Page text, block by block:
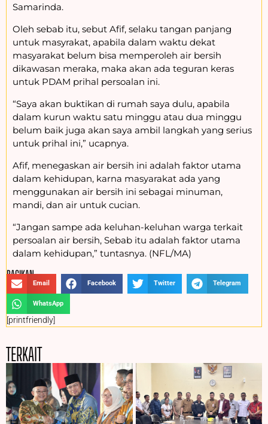
Samarinda.
Oleh sebab itu, sebut Afif, selaku tangan panjang
untuk masyrakat, apabila dalam waktu dekat
masyarakat belum bisa memperoleh air bersih
dikawasan meraka, maka akan ada teguran keras
untuk PDAM prihal persoalan ini.
“Saya akan buktikan di rumah saya dulu, apabila
dalam kurun waktu satu minggu atau dua minggu
belum baik juga akan saya ambil langkah yang serius
untuk prihal ini,” ucapnya.
Afif, menegaskan air bersih ini adalah faktor utama
dalam kehidupan, karna masyarakat ada yang
menggunakan air bersih ini sebagai minuman,
mandi, dan air untuk cucian.
“Jangan sampe ada keluhan-keluhan warga terkait
persoalan air bersih, Sebab itu adalah faktor utama
dalam kehidupan,” tuntasnya. (NFL/MA)
BAGIKAN :
Email Facebook Twitter Telegram
WhatsApp
[printfriendly]
TERKAIT